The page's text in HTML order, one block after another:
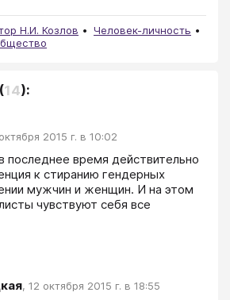
Н.И. Козлов
Человек-личность
(14):
2015 г. в 10:02
последнее время действительно
к стиранию гендерных
мужчин и женщин. И на этом
чувствуют себя все
, 12 октября 2015 г. в 18:55